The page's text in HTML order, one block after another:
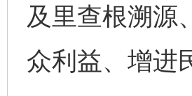
及里查根溯源
众利益、增进